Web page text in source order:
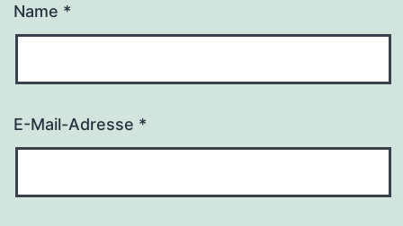
Name *
E-Mail-Adresse *